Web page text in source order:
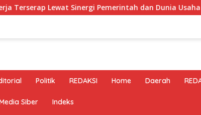
Sinergi Pemerintah dan Dunia Usaha
Politik REDAKSI Home Daerah
Siber Indeks